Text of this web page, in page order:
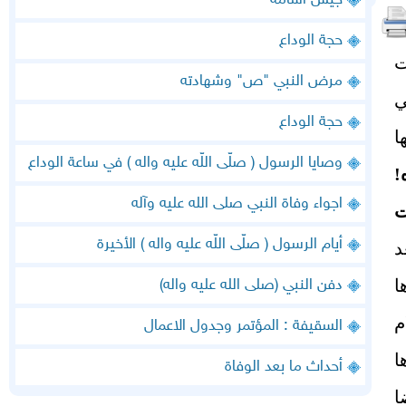
حجة الوداع
مرض النبي "ص" وشهادته
حجة الوداع
وصايا الرسول ( صلّى اللّه عليه واله ) في ساعة الوداع
اجواء وفاة النبي صلى الله عليه وآله
أيام الرسول ( صلّى اللّه عليه واله ) الأخيرة
دفن النبي (صلى الله عليه واله)
السقيفة : المؤتمر وجدول الاعمال
أحداث ما بعد الوفاة